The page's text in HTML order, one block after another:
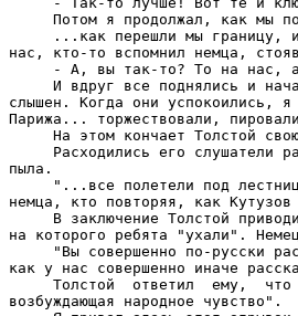
Потом я продолжал, как мы
...как перешли мы границу,
нас, кто-то вспомнил немца,
- А, вы так-то? То на нас,
И вдруг все поднялись и
слышен. Когда они успокоились,
Парижа... торжествовали,
На этом кончает Толстой
Расходились его слушатели
пыла.
"...все полетели под
немца, кто повторяя, как Кутузов
В заключение Толстой
на которого ребята "ухали".
"Вы совершенно по-русски
как у нас совершенно иначе
Толстой  ответил  ему,
возбуждающая народное чувство".